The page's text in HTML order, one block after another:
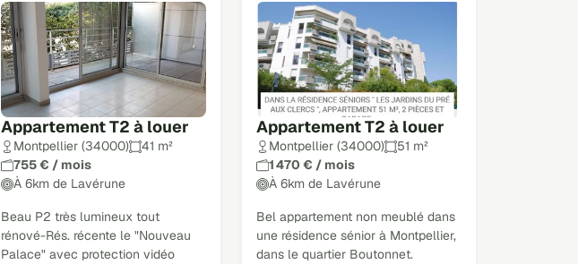
Appartement T2 à louer
Montpellier (34000)
41 m²
755 € / mois
À 6km de Lavérune
Beau P2 très lumineux tout
rénové-Rés. récente le "Nouveau
Palace" avec protection vidéo
Appartement T2 à louer
Montpellier (34000)
51 m²
1 470 € / mois
À 6km de Lavérune
Bel appartement non meublé dans
une résidence sénior à Montpellier,
dans le quartier Boutonnet.